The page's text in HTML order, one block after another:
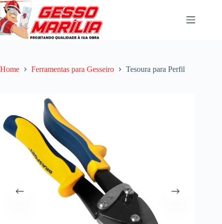
Pular
para
o
conteúdo
Home Ferramentas para Gesseiro Tesoura para Perfil